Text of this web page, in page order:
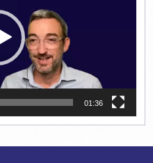
01:36